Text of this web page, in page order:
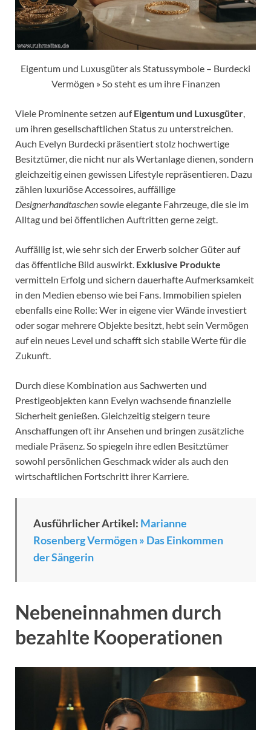
Eigentum und Luxusgüter als Statussymbole – Burdecki
Vermögen » So steht es um ihre Finanzen
Viele Prominente setzen aufEigentum und Luxusgüter,
um ihren gesellschaftlichen Status zu unterstreichen.
Auch Evelyn Burdecki präsentiert stolz hochwertige
Besitztümer, die nicht nur als Wertanlage dienen, sondern
gleichzeitig einen gewissen Lifestyle repräsentieren. Dazu
zählen luxuriöse Accessoires, auffällige
Designerhandtaschensowie elegante Fahrzeuge, die sie im
Alltag und bei öffentlichen Auftritten gerne zeigt.
Auffällig ist, wie sehr sich der Erwerb solcher Güter auf
das öffentliche Bild auswirkt. Exklusive Produkte
vermitteln Erfolg und sichern dauerhafte Aufmerksamkeit
in den Medien ebenso wie bei Fans. Immobilien spielen
ebenfalls eine Rolle: Wer in eigene vier Wände investiert
oder sogar mehrere Objekte besitzt, hebt sein Vermögen
auf ein neues Level und schafft sich stabile Werte für die
Zukunft.
Durch diese Kombination aus Sachwerten und
Prestigeobjekten kann Evelyn wachsende finanzielle
Sicherheit genießen. Gleichzeitig steigern teure
Anschaffungen oft ihr Ansehen und bringen zusätzliche
mediale Präsenz. So spiegeln ihre edlen Besitztümer
sowohl persönlichen Geschmack wider als auch den
wirtschaftlichen Fortschritt ihrer Karriere.
Ausführlicher Artikel: Marianne
Rosenberg Vermögen » Das Einkommen
der Sängerin
Nebeneinnahmen durch
bezahlte Kooperationen